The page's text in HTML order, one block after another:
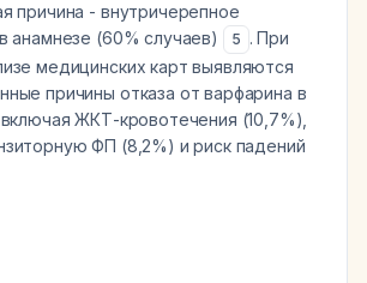
причина - внутричерепное
анамнезе (60% случаев)
5 . При
медицинских карт выявляются
причины отказа от варфарина в
ЖКТ-кровотечения (10,7%),
ФП (8,2%) и риск падений